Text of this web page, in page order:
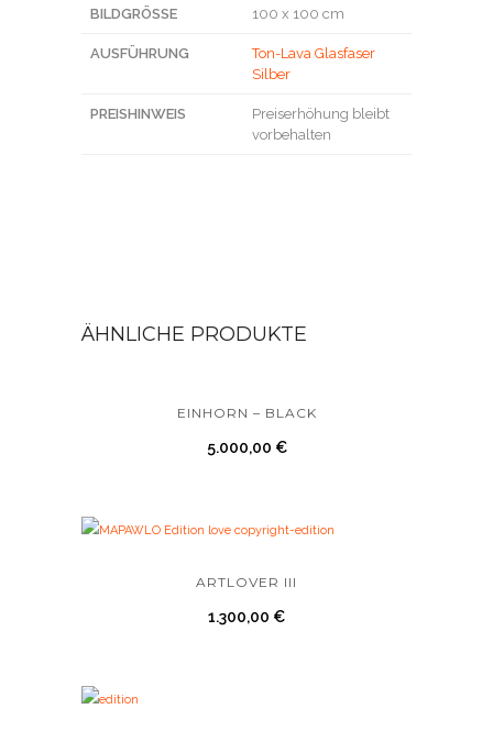
BILDGRÖSSE 100 x 100 cm
AUSFÜHRUNG
Ton-Lava Glasfaser
Silber
PREISHINWEIS
Preiserhöhung bleibt
vorbehalten
ÄHNLICHE PRODUKTE
EINHORN – BLACK
5.000,00 €
ARTLOVER III
1.300,00 €